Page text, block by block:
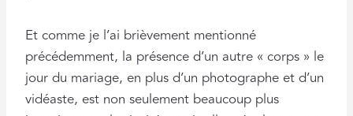
Et comme je l’ai brièvement mentionné
précédemment, la présence d’un autre « corps » le
jour du mariage, en plus d’un photographe et d’un
vidéaste, est non seulement beaucoup plus